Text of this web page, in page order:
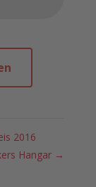
2016
Hangar →